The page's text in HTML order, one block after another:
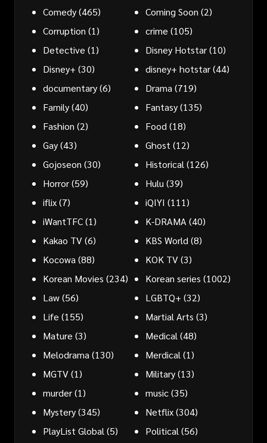
Comedy(465) Coming Soon (2)
Corruption (1) crime (105)
Detective (1) Disney Hotstar(10)
Disney+ (30) disney+ hotstar(44)
documentary(6) Drama(719)
Family(40) Fantasy(135)
Fashion (2) Food(18)
Gay(43) Ghost(12)
Gojoseon (30) Historical(126)
Horror(59) Hulu(39)
iflix(7) iQIYI (111)
iWantTFC(1) K-DRAMA(40)
Kakao TV(6) KBS World(8)
Kocowa(88) KOK TV(3)
Korean Movies (234) Korean series (1002)
Law(56) LGBTQ+ (32)
Life (155) Martial Arts (3)
Mature (3) Medical(48)
Melodrama(130) Merdical(1)
MGTV(1) Military(13)
murder(1) music(35)
Mystery(345) Netflix(304)
PlayList Global(5) Political(56)